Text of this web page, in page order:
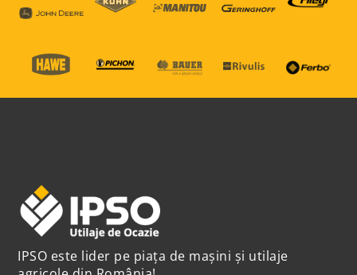
IPSO este lider pe piața de mașini și utilaje